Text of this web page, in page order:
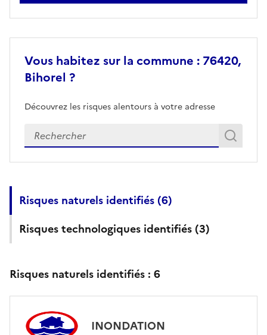
Vous habitez sur la commune : 76420,
Bihorel ?
Découvrez les risques alentours à votre adresse
Veuillez renseigner votre adresse exacte
Risques naturels identifiés (6)
Risques technologiques identifiés (3)
Risques naturels identifiés : 6
INONDATION